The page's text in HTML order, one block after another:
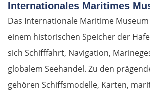
Internationales Maritimes
Das Internationale Maritime
einem historischen Speicher der
sich Schifffahrt, Navigation,
globalem Seehandel. Zu den
gehören Schiffsmodelle, Karten,